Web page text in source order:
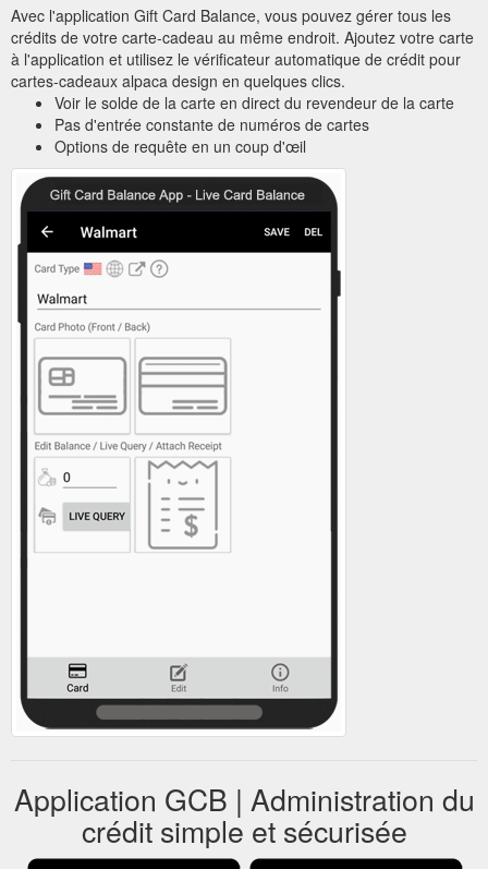
Avec l'application Gift Card Balance, vous pouvez gérer tous les
crédits de votre carte-cadeau au même endroit. Ajoutez votre carte
à l'application et utilisez le vérificateur automatique de crédit pour
cartes-cadeaux alpaca design en quelques clics.
Voir le solde de la carte en direct du revendeur de la carte
Pas d'entrée constante de numéros de cartes
Options de requête en un coup d'œil
Application GCB | Administration du
crédit simple et sécurisée